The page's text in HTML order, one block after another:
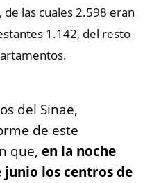
las cuales 2.598 eran
1.142, del resto
del Sinae,
de este
que, en la noche
junio los centros de